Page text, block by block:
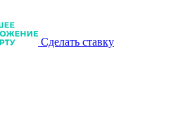
Сделать ставку